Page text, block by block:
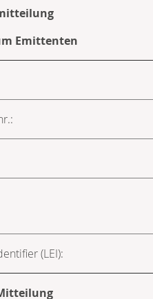
Emittenten
(LEI):